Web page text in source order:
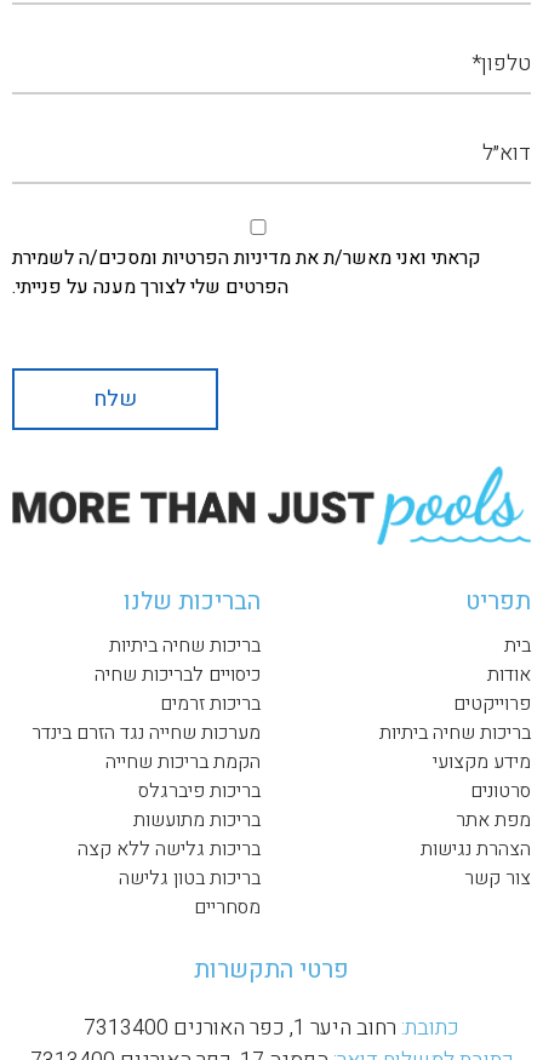
קראתי ואני מאשר/ת את מדיניות הפרטיות ומסכים/ה לשמירת
הפרטים שלי לצורך מענה על פנייתי.
תפריט
בית
אודות
פרוייקטים
בריכות שחיה ביתיות
מידע מקצועי
סרטונים
מפת אתר
הצהרת נגישות
צור קשר
הבריכות שלנו
בריכות שחיה ביתיות
כיסויים לבריכות שחיה
בריכות זרמים
מערכות שחייה נגד הזרם בינדר
הקמת בריכות שחייה
בריכות פיברגלס
בריכות מתועשות
בריכות גלישה ללא קצה
בריכות בטון גלישה
מסחריים
פרטי התקשרות
כתובת: רחוב היער 1, כפר האורנים 7313400